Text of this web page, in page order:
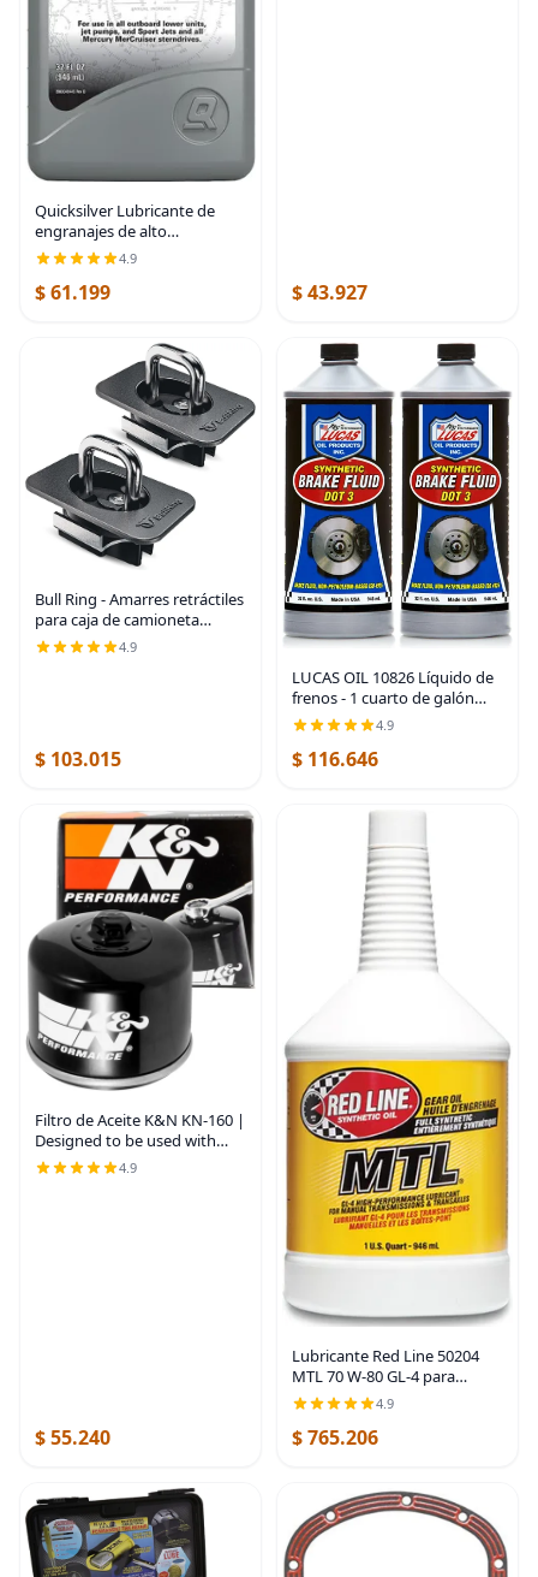
Quicksilver Lubricante de
engranajes de alto
rendimiento SAE 90 para
fueraborda y accionamientos
de popa, 32 oz | Extreme
4.9
$ 61.199 $ 43.927
Bull Ring - Amarres retráctiles
para caja de camioneta
ajustables para Ford F150
2015-25, Super Duty 2017-25,
4.9
$ 103.015
LUCAS OIL 10826 Líquido de
frenos - 1 cuarto de galón
(paquete de 2)
4.9
$ 116.646
Filtro de Aceite K&N KN-160 |
Designed to be used with
Synthetic or Conventional
Oils, Wrench Off Nut: Fits
4.9
$ 55.240
Lubricante Red Line 50204
MTL 70 W-80 GL-4 para
transmisión manual y caja de
cambios
4.9
$ 765.206